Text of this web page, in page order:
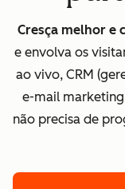
Cresça melhor e
e envolva os
ao vivo, CRM
e-mail marketing
não precisa de